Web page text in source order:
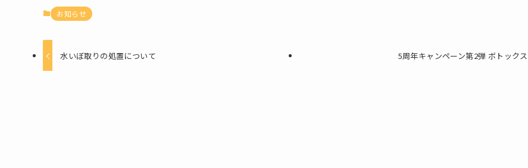
お知らせ
水いぼ取りの処置について 5周年キャンペーン第2弾 ボトックス